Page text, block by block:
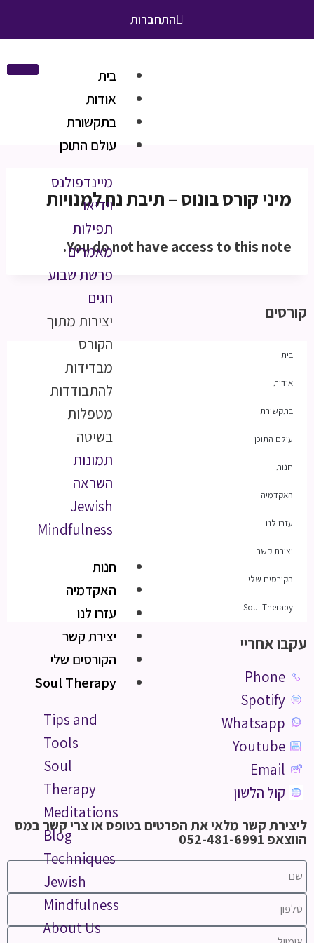
התחברות
בית
אודות
בתקשורת
עולם התוכן
מיינדפולנס
וידיאו
תפילות
מאמרים
פרשת שבוע
חגים
יצירות מתוך
הקורס
מבדידות
להתבודדות
מטפלות
בשיטה
תמונות
השראה
Jewish
Mindfulness
חנות
האקדמיה
עזרו לנו
יצירת קשר
הקורסים שלי
Soul Therapy
Tips and
Tools
Soul
Therapy
Meditations
Blog
Techniques
Jewish
Mindfulness
About Us
מיני קורס בונוס – תיבת נח למנויות
You do not have access to this note.
קורסים
בית
אודות
בתקשורת
עולם התוכן
חנות
האקדמיה
עזרו לנו
יצירת קשר
הקורסים שלי
Soul Therapy
עקבו אחריי
Phone
Spotify
Whatsapp
Youtube
Email
קול הלשון
ליצירת קשר מלאי את הפרטים בטופס או צרי קשר במס
הווצאפ 052-481-6991